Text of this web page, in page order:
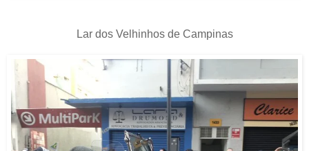
Lar dos Velhinhos de Campinas